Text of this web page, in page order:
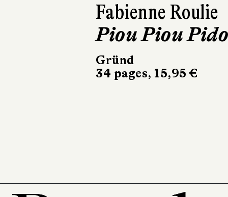
Fabienne Roulie
Piou Piou
Gründ
34 pages, 15,95 €
Christophe
Michalak
Bienvenue
maison